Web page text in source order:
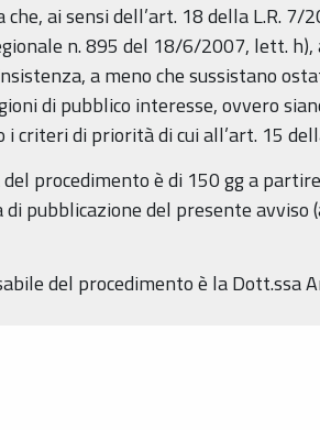
che, ai sensi dell’art. 18 della L.R.
n. 895 del 18/6/2007, lett.
a meno che sussistano
di pubblico interesse, ovvero
i criteri di priorità di cui all’art. 15
del procedimento è di 150 gg a
pubblicazione del presente avviso
del procedimento è la Dott.ssa